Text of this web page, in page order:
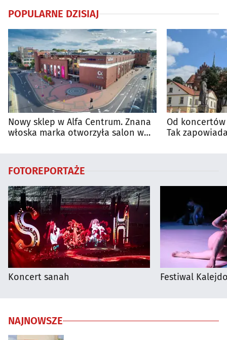
POPULARNE DZISIAJ
Nowy sklep w Alfa Centrum. Znana
włoska marka otworzyła salon w
Od
Tak
FOTOREPORTAŻE
Koncert sanah Festiwal
NAJNOWSZE